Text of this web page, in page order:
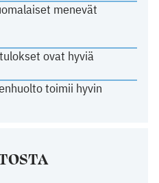
menevät
ovat hyviä
toimii hyvin